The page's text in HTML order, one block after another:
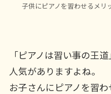
子供にピアノを習わせるメリ
「ピアノは習い事の王
人気がありますよね。
お子さんにピアノを習